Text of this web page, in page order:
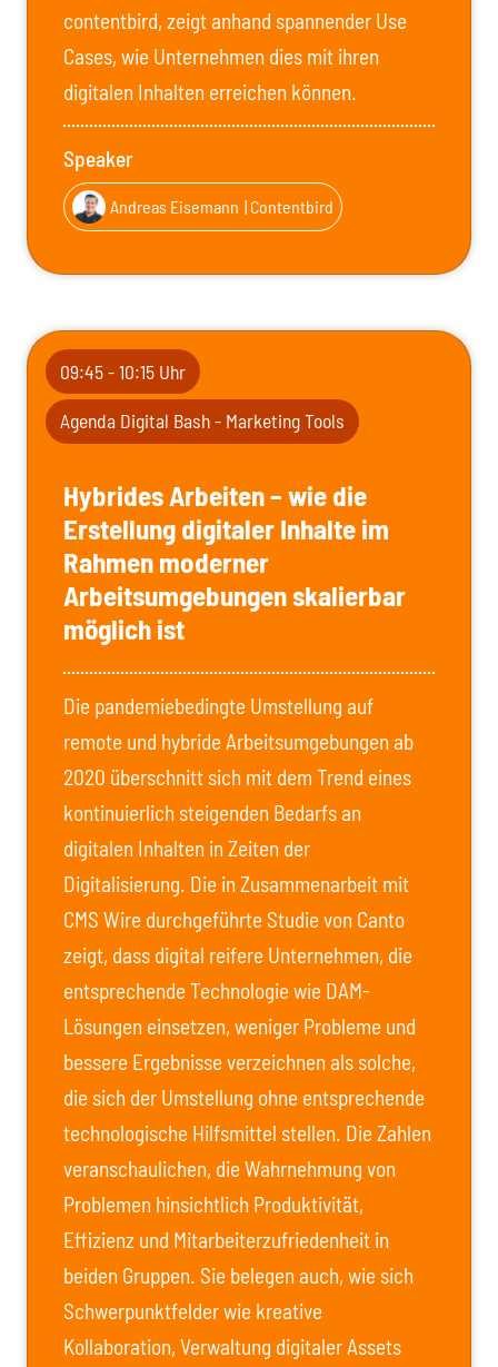
contentbird, zeigt anhand spannender Use
Cases, wie Unternehmen dies mit ihren
digitalen Inhalten erreichen können.
Speaker
Andreas Eisemann | Contentbird
09:45 - 10:15 Uhr
Agenda Digital Bash - Marketing Tools
Hybrides Arbeiten – wie die
Erstellung digitaler Inhalte im
Rahmen moderner
Arbeitsumgebungen skalierbar
möglich ist
Die pandemiebedingte Umstellung auf
remote und hybride Arbeitsumgebungen ab
2020 überschnitt sich mit dem Trend eines
kontinuierlich steigenden Bedarfs an
digitalen Inhalten in Zeiten der
Digitalisierung. Die in Zusammenarbeit mit
CMS Wire durchgeführte Studie von Canto
zeigt, dass digital reifere Unternehmen, die
entsprechende Technologie wie DAM-
Lösungen einsetzen, weniger Probleme und
bessere Ergebnisse verzeichnen als solche,
die sich der Umstellung ohne entsprechende
technologische Hilfsmittel stellen. Die Zahlen
veranschaulichen, die Wahrnehmung von
Problemen hinsichtlich Produktivität,
Effizienz und Mitarbeiterzufriedenheit in
beiden Gruppen. Sie belegen auch, wie sich
Schwerpunktfelder wie kreative
Kollaboration, Verwaltung digitaler Assets